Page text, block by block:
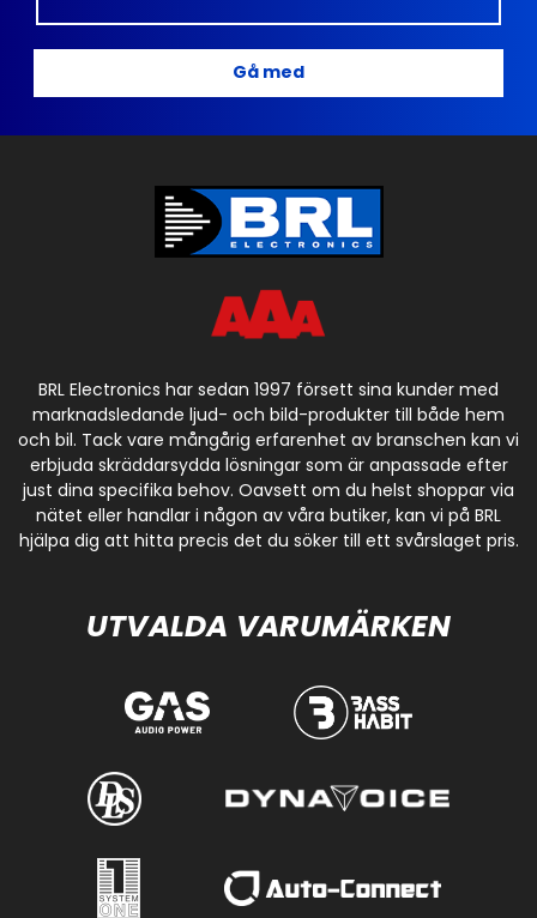
Gå med
BRL Electronics har sedan 1997 försett sina kunder med
marknadsledande ljud- och bild-produkter till både hem
och bil. Tack vare mångårig erfarenhet av branschen kan vi
erbjuda skräddarsydda lösningar som är anpassade efter
just dina specifika behov. Oavsett om du helst shoppar via
nätet eller handlar i någon av våra butiker, kan vi på BRL
hjälpa dig att hitta precis det du söker till ett svårslaget pris.
UTVALDA VARUMÄRKEN